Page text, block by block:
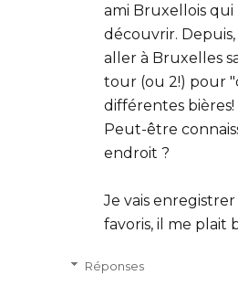
ami Bruxellois qui
découvrir.
aller à Bruxelles
tour (ou 2!) pour
différentes bières!
Peut-être
endroit ?
Je vais
favoris, il me plait
Réponses